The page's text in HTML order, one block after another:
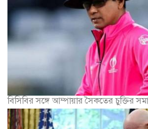
বিসিবির সঙ্গে আম্পায়ার সৈকতের চুক্তির